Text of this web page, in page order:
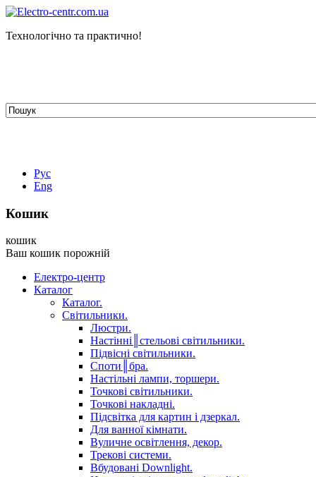
Технологічно та практично!
Рус
Eng
Кошик
кошик
Ваш кошик порожній
Електро-центр
Каталог
Каталог.
Світильники.
Люстри.
Настінні║стельові світильники.
Підвісні світильники.
Споти║бра.
Настільні лампи, торшери.
Точкові світильники.
Точкові накладні.
Підсвітка для картин і дзеркал.
Для ванної кімнати.
Вуличне освітлення, декор.
Трекові системи.
Вбудовані Downlight.